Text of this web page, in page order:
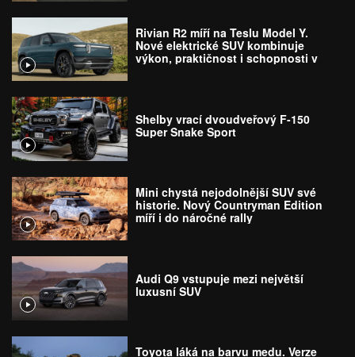
Rivian R2 míří na Teslu Model Y.
Nové elektrické SUV kombinuje
výkon, praktičnost i schopnosti v
Shelby vrací dvoudveřový F-150
Super Snake Sport
Mini chystá nejodolnější SUV své
historie. Nový Countryman Edition
míří i do náročné rally
Audi Q9 vstupuje mezi největší
luxusní SUV
Toyota láká na barvu medu. Verze